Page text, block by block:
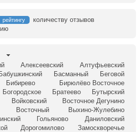
рейтингу
количеству отзывов
Алексеевский
Алтуфьевский
Бабушкинский Басманный
Беговой
Бибирево
Бирюлёво Восточное
Богородское Братеево
Бутырский
Войковский
Восточное Дегунино
Восточный
Выхино-Жулебино
Гольяново
Даниловский
Дорогомилово
Замоскворечье